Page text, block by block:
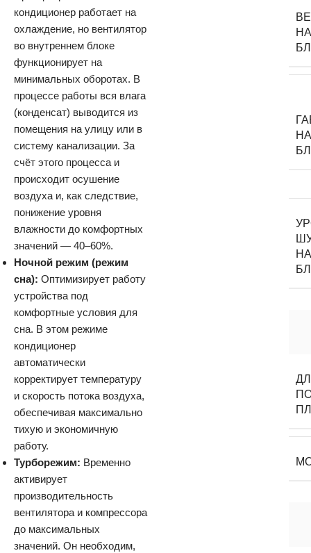
кондиционер работает на
охлаждение, но вентилятор
во внутреннем блоке
функционирует на
минимальных оборотах. В
процессе работы вся влага
(конденсат) выводится из
помещения на улицу или в
систему канализации. За
счёт этого процесса и
происходит осушение
воздуха и, как следствие,
понижение уровня
влажности до комфортных
значений — 40–60%.
Ночной режим (режим
сна): Оптимизирует работу
устройства под
комфортные условия для
сна. В этом режиме
кондиционер
автоматически
корректирует температуру
и скорость потока воздуха,
обеспечивая максимально
тихую и экономичную
работу.
Турборежим: Временно
активирует
производительность
вентилятора и компрессора
до максимальных
значений. Он необходим,